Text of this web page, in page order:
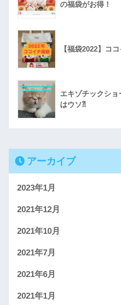
の福袋がお得！
【福袋2022】コ
エキゾチックシ
はウソ⁈
アーカイブ
2023年1月
2021年12月
2021年10月
2021年7月
2021年6月
2021年1月